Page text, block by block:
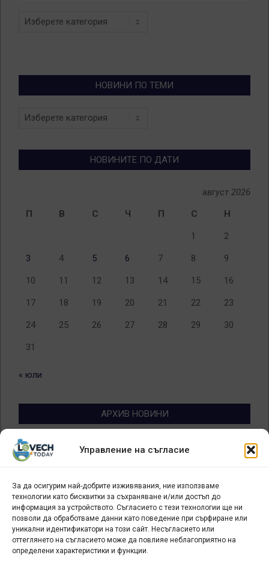
Управление на съгласие
За да осигурим най-добрите изживявания, ние използваме
технологии като бисквитки за съхраняване и/или достъп до
информация за устройството. Съгласието с тези технологии ще ни
позволи да обработваме данни като поведение при сърфиране или
уникални идентификатори на този сайт. Несъгласието или
оттеглянето на съгласието може да повлияе неблагоприятно на
определени характеристики и функции.
Categories
НОВИНИ ПО ТЕМИ
Новини
НОВИНИТЕ ПО ДАТИ
август 2026
П
В С Ч П С Н
1 2
3 4 5 6 7 8 9
10 11 12 13 14 15 16
17 18 19 20 21 22 23
24 25 26 27 28 29 30
31
« юли
АРХИВ НОВИНИ
Архив
новини
БИЗНЕС
Арт галерия "Мостове" – магазин за изкуство
СЕВЕРОЗАПАДА ИНФОРМАЦИОНЕН БИЗНЕС
ТУРИСТИЧЕСКИ КЛЪСТЕР